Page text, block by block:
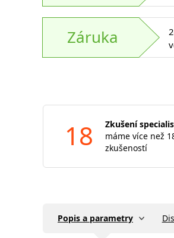
Záruka
18
Zkušení
máme více než
zkušeností
Popis a parametry